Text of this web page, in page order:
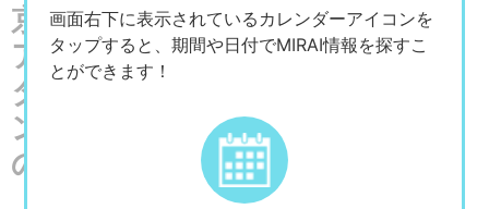
京都国立近代美術館 日本イタリ
ア国交樹立160周年記念・フォン
タネージ来日150周年記念「フォ
ンタネージ—イタリアの光・心
の風景」
画面右下に表示されているカレンダーアイコンを
タップすると、期間や日付でMIRAI情報を探すこ
とができます！